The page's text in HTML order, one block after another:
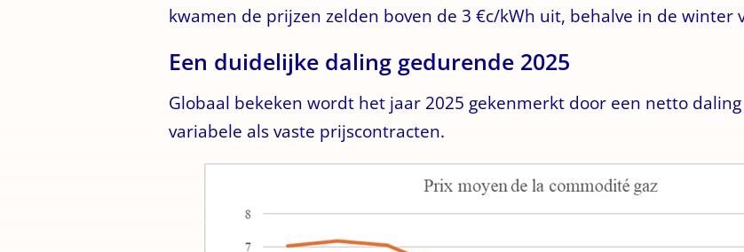
kwamen de prijzen zelden boven de 3 €c/kWh uit, behalve in de winter
Een duidelijke daling gedurende 2025
Globaal bekeken wordt het jaar 2025 gekenmerkt door een netto
variabele als vaste prijscontracten.